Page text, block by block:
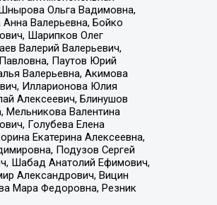
Ольга Вадимовна,
Валерьевна, Бойко
Шарипков Олег
Валерий Валерьевич,
Паутов Юрий
Валерьевна, Акимова
Илларионова Юлия
Алексеевич, Блинушов
Мельникова Валентина
Голубева Елена
Екатерина Алексеевна,
Подузов Сергей
Шабад Анатолий Ефимович,
Александрович, Вицин
Мара Федоровна, Резник